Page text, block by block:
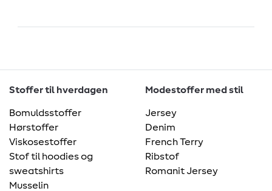
Stoffer til hverdagen
Bomuldsstoffer
Hørstoffer
Viskosestoffer
Stof til hoodies og
sweatshirts
Musselin
Modestoffer med stil
Jersey
Denim
French Terry
Ribstof
Romanit Jersey